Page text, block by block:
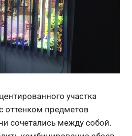
участка
оттенком предметов
сочетались между собой.